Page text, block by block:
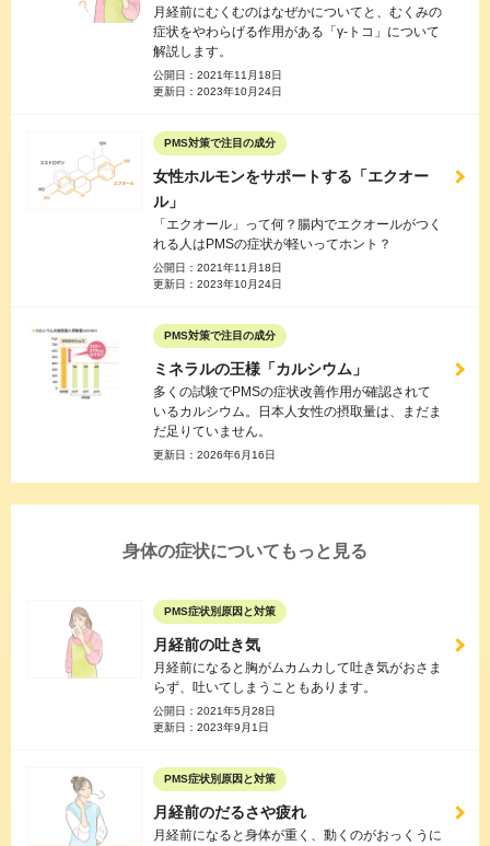
月経前にむくむのはなぜかについてと、むくみの
症状をやわらげる作用がある「γ-トコ」について
解説します。
公開日： 2021年11月18日
更新日： 2023年10月24日
PMS対策で注目の成分
女性ホルモンをサポートする「エクオー
ル」
「エクオール」って何？腸内でエクオールがつく
れる人はPMSの症状が軽いってホント？
公開日： 2021年11月18日
更新日： 2023年10月24日
PMS対策で注目の成分
ミネラルの王様「カルシウム」
多くの試験でPMSの症状改善作用が確認されて
いるカルシウム。日本人女性の摂取量は、まだま
だ足りていません。
更新日： 2026年6月16日
身体の症状についてもっと見る
PMS症状別原因と対策
月経前の吐き気
月経前になると胸がムカムカして吐き気がおさま
らず、吐いてしまうこともあります。
公開日： 2021年5月28日
更新日： 2023年9月1日
PMS症状別原因と対策
月経前のだるさや疲れ
月経前になると身体が重く、動くのがおっくうに